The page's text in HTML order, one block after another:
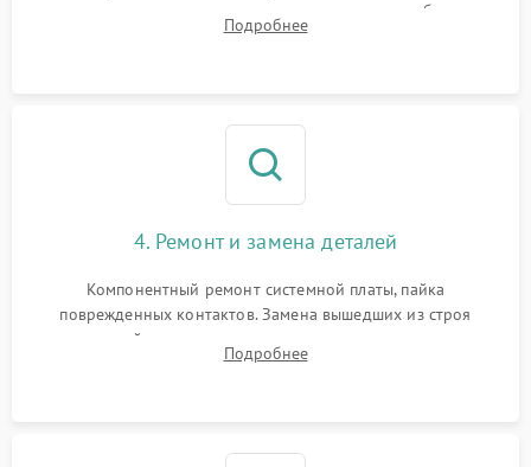
тестирование приводных моторов колес и турбины
всасывания. Оценка состояния оптических и инфракрасных
Подробнее
4. Ремонт и замена деталей
Компонентный ремонт системной платы, пайка
поврежденных контактов. Замена вышедших из строя
двигателей, изношенного аккумулятора, неисправного
лидара или помпы подачи воды. Восстановление шлейфов и
Подробнее